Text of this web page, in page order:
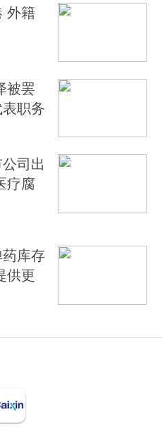
，比如区块链，需要高
力，能用比较具像化的
报告很大的特色。
的价值，并且具有非常
在非常热门，对我们生
本上只要有一部智能手
科学正在变成技术，技
度来讲，实际上追踪热
便把问题提出来也是非
很强的前瞻性，对于实
究者都有很强的参考意
辑铺盘我个人感觉是非
并且结合了很多具体的
，分析了很多代表性的
，以及涉及到的法律问
外籍
被罢
职务
司出
疗腐
库存
供更